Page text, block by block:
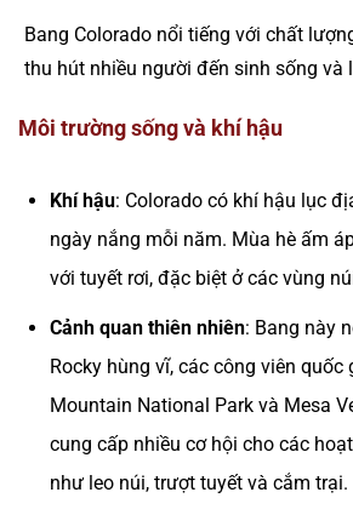
Bang Colorado nổi tiếng với chất
thu hút nhiều người đến sinh sống và
Môi trường sống và khí hậu
Khí hậu: Colorado có khí hậu lục
ngày nắng mỗi năm. Mùa hè ấm
với tuyết rơi, đặc biệt ở các vùng
Cảnh quan thiên nhiên: Bang này
Rocky hùng vĩ, các công viên quốc
Mountain National Park và Mesa
cung cấp nhiều cơ hội cho các
như leo núi, trượt tuyết và cắm trại.